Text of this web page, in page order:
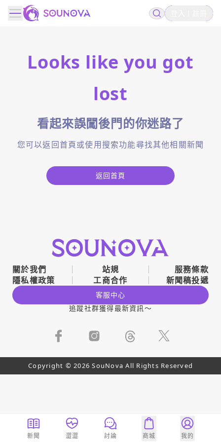
Looks like you got
lost
看起來誤闖後門的你迷路了
您可以返回首頁或使用搜索功能尋找其他相關新聞
返回首頁
關於我們 站規
服務條款
隱私權政策
工商合作 新聞稿投遞
客服中心
追蹤社群獲得最新資訊～
Copyright © 2026 SouNova All Rights Reserved
新聞 澀澀 討論 商城 我的